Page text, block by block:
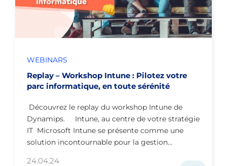
WEBINARS
Replay – Workshop Intune : Pilotez votre
parc informatique, en toute sérénité
Découvrez le replay du workshop Intune de
Dynamips. Intune, au centre de votre stratégie
IT Microsoft Intune se présente comme une
solution incontournable pour la gestion…
24.04.24